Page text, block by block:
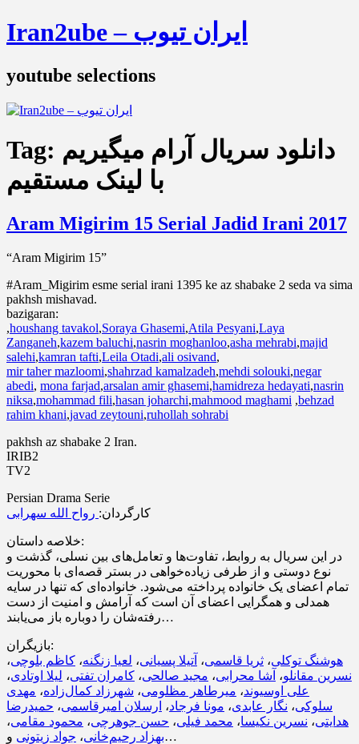
Iran2ube – ایران تیوب
youtube selections
Tag: دانلود سریال آرام میگیریم
با لینک مستقیم
Aram Migirim 15 Serial Jadid Irani 2017
“Aram Migirim 15”
#Aram_Migirim esme serial irani 1395 ke az shabake 2 seda va sima
pakhsh mishavad.
bazigaran:
,houshang tavakol,Soraya Ghasemi,Atila Pesyani,Laya
Zanganeh,kazem baluchi,nasrin moghanloo,asha mehrabi,majid
salehi,kamran tafti,Leila Otadi,ali osivand,
mir taher mazloomi,shahrzad kamalzadeh,mehdi solouki,negar
abedi, mona farjad,arsalan amir ghasemi,hamidreza hedayati,nasrin
niksa,mohammad fili,hasan joharchi,mahmood maghami ,behzad
rahim khani,javad zeytouni,ruhollah sohrabi
pakhsh az shabake 2 Iran.
IRIB2
TV2
Persian Drama Serie
کارگردان: رواح الله سهرابی
خلاصه داستان:
در این سریال به روابط، تفاوت‌ها و تعامل‌های بین نسلی، گذشت و
نوع دوستی و از طرفی زیاده‌خواهی در بستر قصه‌ای با محوریت
تمام اعضای یک خانواده پرداخته می‌شود. خانواده‌ای که تنها در سایه
همدلی و همگرایی اعضای آن است که آرامش و امنیت از دست
رفته‌شان را دوباره باز می‌یابند…
بازیگران:
هوشنگ توکلی، ثریا قاسمی، آتیلا پسیانی، لعیا زنگنه، کاظم بلوچی،
نسرین مقانلو، آشا محرابی، مجید صالحی، کامران تفتی، لیلا اوتادی،
علی اوسیوند، میرطاهر مظلومی، شهرزاد کمال‌زاده، مهدی
سلوکی، نگار عابدی، مونا فرجاد، ارسلان امیرقاسمی، حمیدرضا
هدایتی، نسرین نکیسا، محمد فیلی، حسن جوهرچی، محمود مقامی،
بهزاد رحیم‌خانی، جواد زیتونی و…